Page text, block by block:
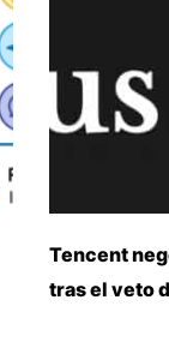
Tencent
tras el veto